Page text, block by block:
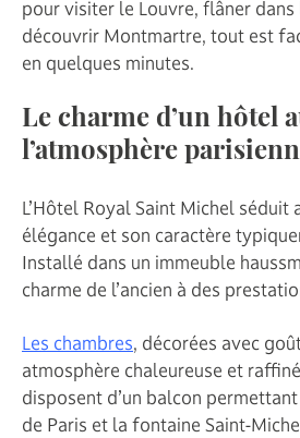
pour visiter le Louvre, flâner dans
découvrir Montmartre, tout est
en quelques minutes.
Le charme d’un hôtel
l’atmosphère
L’Hôtel Royal Saint Michel séduit
élégance et son caractère
Installé dans un immeuble
charme de l’ancien à des
Les chambres, décorées avec
atmosphère chaleureuse et
disposent d’un balcon
de Paris et la fontaine Saint-